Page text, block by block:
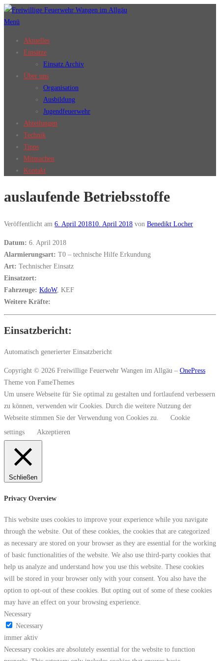
Zum
Inhalt
Menü
Aktuelles
Einsätze
Einsatz Archiv
Über uns
Organisation
Ausbildung
Jugendfeuerwehr
Abteilungen
Technik
Tipps
Mitmachen
Kontakt
auslaufende Betriebsstoffe
Veröffentlicht am 6. April 201810. April 2018 von Benedikt Locher
Datum: 6. April 2018
Alarmierungsart: T0 – technische Hilfe Erkundung
Art: Technischer Einsatz
Einsatzort:
Fahrzeuge: KdoW, KEF
Weitere Kräfte:
Einsatzbericht:
Automatisch generierter Einsatzbericht
Copyright © 2026 Freiwillige Feuerwehr Wangen im Allgäu – OnePress
Theme von FameThemes
Um unsere Webseite für Sie optimal zu gestalten und fortlaufend verbessern
zu können, verwenden wir Cookies. Durch die weitere Nutzung der
Webseite stimmen Sie der Verwendung von Cookies zu.
Cookie
settings
Akzeptieren
Schließen
Privacy Overview
This website uses cookies to improve your experience while you navigate
through the website. Out of these cookies, the cookies that are categorized
as necessary are stored on your browser as they are essential for the working
of basic functionalities of the website. We also use third-party cookies that
help us analyze and understand how you use this website. These cookies
will be stored in your browser only with your consent. You also have the
option to opt-out of these cookies. But opting out of some of these cookies
may have an effect on your browsing experience.
Necessary
Necessary
immer aktiv
Necessary cookies are absolutely essential for the website to function